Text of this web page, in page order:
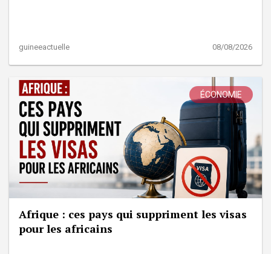
guineeactuelle 08/08/2026
ÉCONOMIE
Afrique : ces pays qui suppriment les visas
pour les africains